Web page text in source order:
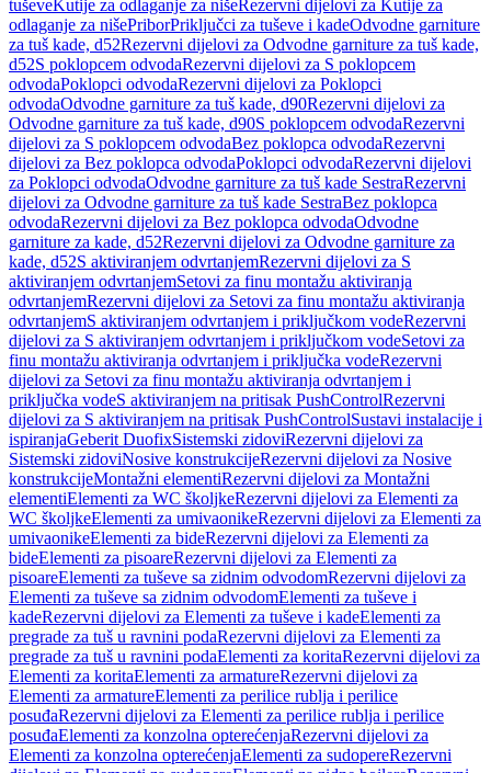
tuševeKutije za odlaganje za nišeRezervni dijelovi za Kutije za
odlaganje za nišePriborPriključci za tuševe i kadeOdvodne garniture
za tuš kade, d52Rezervni dijelovi za Odvodne garniture za tuš kade,
d52S poklopcem odvodaRezervni dijelovi za S poklopcem
odvodaPoklopci odvodaRezervni dijelovi za Poklopci
odvodaOdvodne garniture za tuš kade, d90Rezervni dijelovi za
Odvodne garniture za tuš kade, d90S poklopcem odvodaRezervni
dijelovi za S poklopcem odvodaBez poklopca odvodaRezervni
dijelovi za Bez poklopca odvodaPoklopci odvodaRezervni dijelovi
za Poklopci odvodaOdvodne garniture za tuš kade SestraRezervni
dijelovi za Odvodne garniture za tuš kade SestraBez poklopca
odvodaRezervni dijelovi za Bez poklopca odvodaOdvodne
garniture za kade, d52Rezervni dijelovi za Odvodne garniture za
kade, d52S aktiviranjem odvrtanjemRezervni dijelovi za S
aktiviranjem odvrtanjemSetovi za finu montažu aktiviranja
odvrtanjemRezervni dijelovi za Setovi za finu montažu aktiviranja
odvrtanjemS aktiviranjem odvrtanjem i priključkom vodeRezervni
dijelovi za S aktiviranjem odvrtanjem i priključkom vodeSetovi za
finu montažu aktiviranja odvrtanjem i priključka vodeRezervni
dijelovi za Setovi za finu montažu aktiviranja odvrtanjem i
priključka vodeS aktiviranjem na pritisak PushControlRezervni
dijelovi za S aktiviranjem na pritisak PushControlSustavi instalacije i
ispiranjaGeberit DuofixSistemski zidoviRezervni dijelovi za
Sistemski zidoviNosive konstrukcijeRezervni dijelovi za Nosive
konstrukcijeMontažni elementiRezervni dijelovi za Montažni
elementiElementi za WC školjkeRezervni dijelovi za Elementi za
WC školjkeElementi za umivaonikeRezervni dijelovi za Elementi za
umivaonikeElementi za bideRezervni dijelovi za Elementi za
bideElementi za pisoareRezervni dijelovi za Elementi za
pisoareElementi za tuševe sa zidnim odvodomRezervni dijelovi za
Elementi za tuševe sa zidnim odvodomElementi za tuševe i
kadeRezervni dijelovi za Elementi za tuševe i kadeElementi za
pregrade za tuš u ravnini podaRezervni dijelovi za Elementi za
pregrade za tuš u ravnini podaElementi za koritaRezervni dijelovi za
Elementi za koritaElementi za armatureRezervni dijelovi za
Elementi za armatureElementi za perilice rublja i perilice
posuđaRezervni dijelovi za Elementi za perilice rublja i perilice
posuđaElementi za konzolna opterećenjaRezervni dijelovi za
Elementi za konzolna opterećenjaElementi za sudopereRezervni